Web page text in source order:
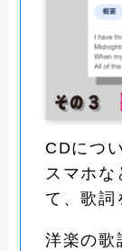
CDにつ
スマホな
て、歌詞
洋楽の歌